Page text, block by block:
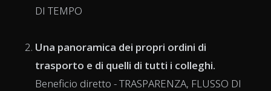
DI TEMPO
Una panoramica dei propri ordini di
trasporto e di quelli di tutti i colleghi.
Beneficio diretto - TRASPARENZA, FLUSSO DI